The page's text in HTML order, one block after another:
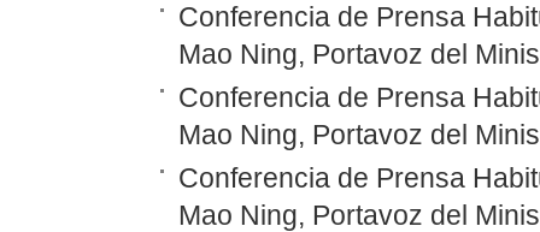
Conferencia de Prensa
Mao Ning, Portavoz del
Conferencia de Prensa
Mao Ning, Portavoz del
Conferencia de Prensa
Mao Ning, Portavoz del